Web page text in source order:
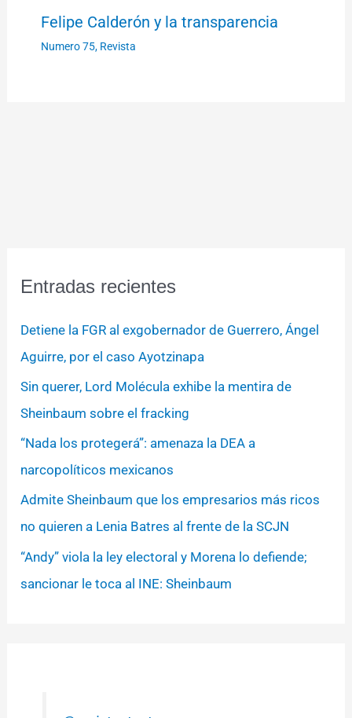
Felipe Calderón y la transparencia
Numero 75, Revista
Entradas recientes
Detiene la FGR al exgobernador de Guerrero, Ángel
Aguirre, por el caso Ayotzinapa
Sin querer, Lord Molécula exhibe la mentira de
Sheinbaum sobre el fracking
“Nada los protegerá”: amenaza la DEA a
narcopolíticos mexicanos
Admite Sheinbaum que los empresarios más ricos
no quieren a Lenia Batres al frente de la SCJN
“Andy” viola la ley electoral y Morena lo defiende;
sancionar le toca al INE: Sheinbaum